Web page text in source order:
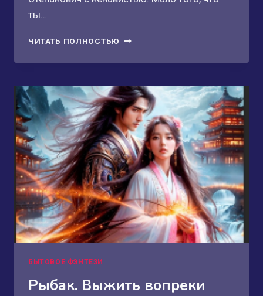
ты…
ЧИТАТЬ ПОЛНОСТЬЮ ИЗГНАННАЯ
А
ТАКИ
ЖИВУЧИЕ!
БЫТОВОЕ ФЭНТЕЗИ
Рыбак. Выжить вопреки